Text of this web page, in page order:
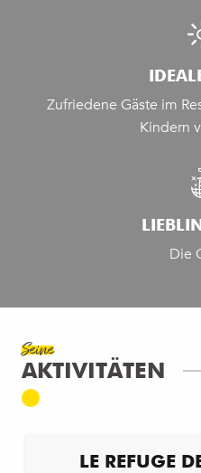
Zufriedene Gäste im
Kindern
Die
Seine
AKTIVITÄTEN
LE REFUGE